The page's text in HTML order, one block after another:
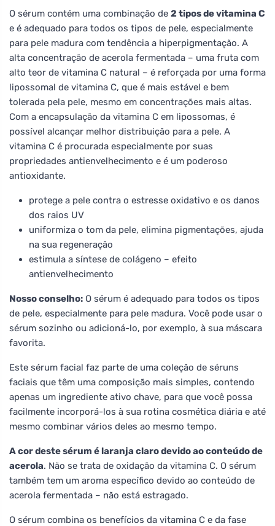
O sérum contém uma combinação de 2 tipos de vitamina C
e é adequado para todos os tipos de pele, especialmente
para pele madura com tendência a hiperpigmentação. A
alta concentração de acerola fermentada – uma fruta com
alto teor de vitamina C natural – é reforçada por uma forma
lipossomal de vitamina C, que é mais estável e bem
tolerada pela pele, mesmo em concentrações mais altas.
Com a encapsulação da vitamina C em lipossomas, é
possível alcançar melhor distribuição para a pele. A
vitamina C é procurada especialmente por suas
propriedades antienvelhecimento e é um poderoso
antioxidante.
protege a pele contra o estresse oxidativo e os danos
dos raios UV
uniformiza o tom da pele, elimina pigmentações, ajuda
na sua regeneração
estimula a síntese de colágeno – efeito
antienvelhecimento
Nosso conselho: O sérum é adequado para todos os tipos
de pele, especialmente para pele madura. Você pode usar o
sérum sozinho ou adicioná-lo, por exemplo, à sua máscara
favorita.
Este sérum facial faz parte de uma coleção de séruns
faciais que têm uma composição mais simples, contendo
apenas um ingrediente ativo chave, para que você possa
facilmente incorporá-los à sua rotina cosmética diária e até
mesmo combinar vários deles ao mesmo tempo.
A cor deste sérum é laranja claro devido ao conteúdo de
acerola. Não se trata de oxidação da vitamina C. O sérum
também tem um aroma específico devido ao conteúdo de
acerola fermentada – não está estragado.
O sérum combina os benefícios da vitamina C e da fase